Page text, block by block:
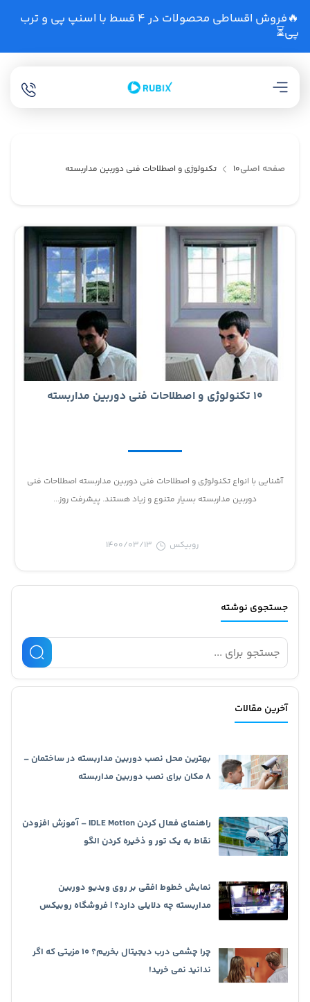
🔥فروش اقساطی محصولات در 4 قسط با اسنپ پی و ترب
پی⏳
جستجوی نوشته
آخرین مقالات
بهترین محل نصب دوربین مداربسته در ساختمان –
8 مکان برای نصب دوربین مداربسته
راهنمای فعال کردن IDLE Motion – آموزش افزودن
نقاط به یک تور و ذخیره کردن الگو
نمایش خطوط افقی بر روی ویدیو دوربین
مداربسته چه دلایلی دارد؟ | فروشگاه روبیکس
چرا چشمی درب دیجیتال بخریم؟ 10 مزیتی که اگر
ندانید نمی خرید!
صفحه اصلی10 تکنولوژی و اصطلاحات فنی دوربین مداربسته
10 تکنولوژی و اصطلاحات فنی دوربین مداربسته
آشنایی با انواع تکنولوژی و اصطلاحات فنی دوربین مداربسته اصطلاحات فنی
دوربین مداربسته بسیار متنوع و زیاد هستند. پیشرفت روز...
روبیکس 1400/03/13